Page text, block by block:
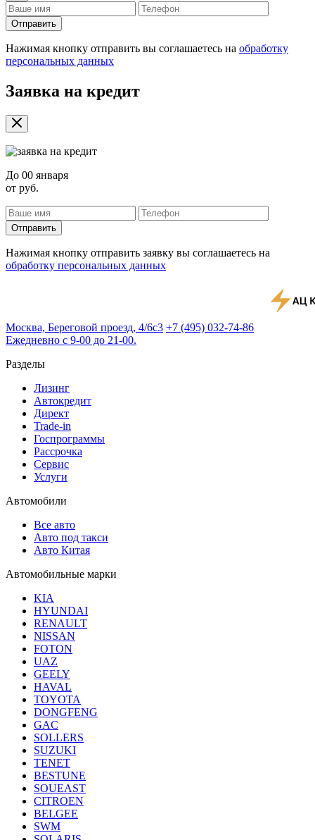
Отправить
Нажимая кнопку отправить вы соглашаетесь на обработку
персональных данных
Заявка на кредит
До 00 января
от руб.
Отправить
Нажимая кнопку отправить заявку вы соглашаетесь на
обработку персональных данных
Москва, Береговой проезд, 4/6с3 +7 (495) 032-74-86
Ежедневно с 9-00 до 21-00.
Разделы
Лизинг
Автокредит
Директ
Trade-in
Госпрограммы
Рассрочка
Сервис
Услуги
Автомобили
Все авто
Авто под такси
Авто Китая
Автомобильные марки
KIA
HYUNDAI
RENAULT
NISSAN
FOTON
UAZ
GEELY
HAVAL
TOYOTA
DONGFENG
GAC
SOLLERS
SUZUKI
TENET
BESTUNE
SOUEAST
CITROEN
BELGEE
SWM